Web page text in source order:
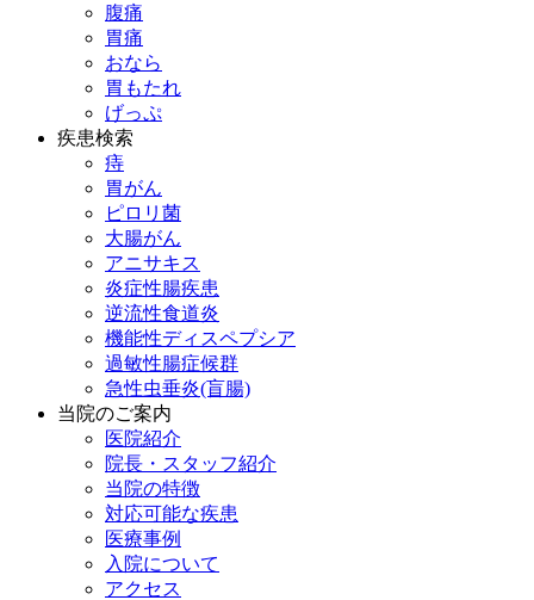
腹痛
胃痛
おなら
胃もたれ
げっぷ
疾患検索
痔
胃がん
ピロリ菌
大腸がん
アニサキス
炎症性腸疾患
逆流性食道炎
機能性ディスペプシア
過敏性腸症候群
急性虫垂炎(盲腸)
当院のご案内
医院紹介
院長・スタッフ紹介
当院の特徴
対応可能な疾患
医療事例
入院について
アクセス